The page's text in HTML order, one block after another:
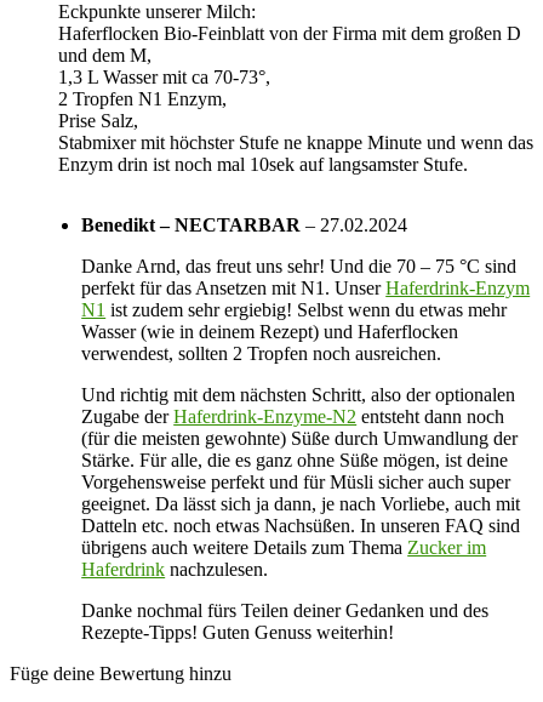
Eckpunkte unserer Milch:
Haferflocken Bio-Feinblatt von der Firma mit dem großen D
und dem M,
1,3 L Wasser mit ca 70-73°,
2 Tropfen N1 Enzym,
Prise Salz,
Stabmixer mit höchster Stufe ne knappe Minute und wenn das
Enzym drin ist noch mal 10sek auf langsamster Stufe.
Benedikt – NECTARBAR– 27.02.2024
Danke Arnd, das freut uns sehr! Und die 70 – 75 °C sind
perfekt für das Ansetzen mit N1. UnserHaferdrink-Enzym
N1 ist zudem sehr ergiebig! Selbst wenn du etwas mehr
Wasser (wie in deinem Rezept) und Haferflocken
verwendest, sollten 2 Tropfen noch ausreichen.
Und richtig mit dem nächsten Schritt, also der optionalen
Zugabe derHaferdrink-Enzyme-N2 entsteht dann noch
(für die meisten gewohnte) Süße durch Umwandlung der
Stärke. Für alle, die es ganz ohne Süße mögen, ist deine
Vorgehensweise perfekt und für Müsli sicher auch super
geeignet. Da lässt sich ja dann, je nach Vorliebe, auch mit
Datteln etc. noch etwas Nachsüßen. In unseren FAQ sind
übrigens auch weitere Details zum Thema Zucker im
Haferdrink nachzulesen.
Danke nochmal fürs Teilen deiner Gedanken und des
Rezepte-Tipps! Guten Genuss weiterhin!
Füge deine Bewertung hinzu